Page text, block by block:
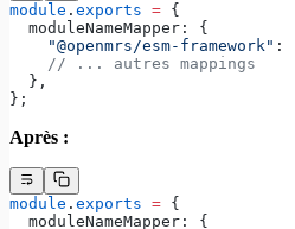
module . exports = {
  moduleNameMapper: {
    "@openmrs/esm-framework"
:
    // ... autres mappings
  },
};
Après :
module . exports = {
  moduleNameMapper: {